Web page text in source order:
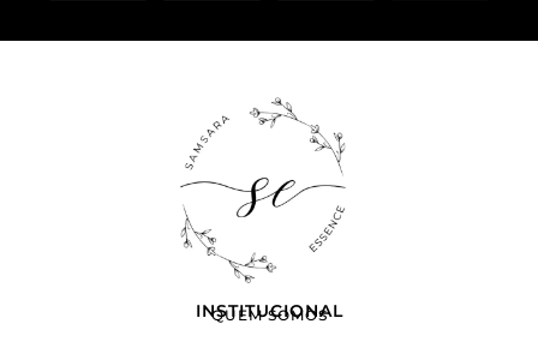
INSTITUCIONAL
QUEM SOMOS